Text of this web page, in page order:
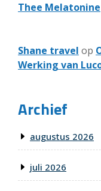
Thee Melatonine
Shane travel op
Werking van
Archief
augustus 2026
juli 2026